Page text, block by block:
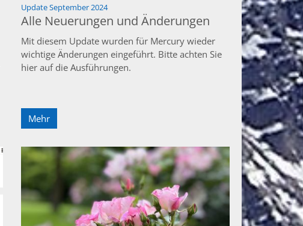
Update September 2024:
Alle Neuerungen und Änderungen
Mit diesem Update wurden für Mercury wieder
wichtige Änderungen eingeführt. Bitte achten Sie
hier auf die Ausführungen.
Mehr